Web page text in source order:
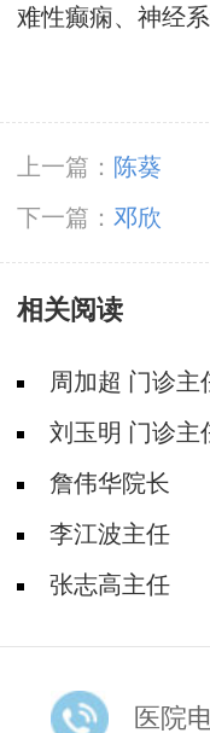
难性癫痫、神经系
上一篇： 陈葵
下一篇： 邓欣
相关阅读
周加超 门诊主
刘玉明 门诊主
詹伟华院长
李江波主任
张志高主任
医院